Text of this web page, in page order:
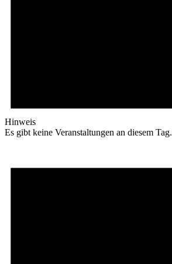
Hinweis
Es gibt keine Veranstaltungen an diesem Tag.